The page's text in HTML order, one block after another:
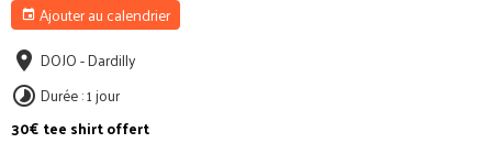
Ajouter au calendrier
DOJO - Dardilly
Durée : 1 jour
30€ tee shirt offert